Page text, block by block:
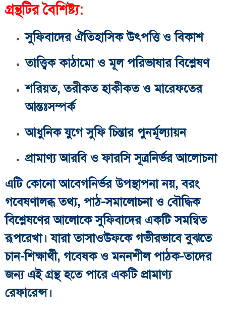
গ্রন্থটির বৈশিষ্ট্য:
সুফিবাদের ঐতিহাসিক উৎপত্তি ও বিকাশ
তাত্ত্বিক কাঠামো ও মূল পরিভাষার বিশ্লেষণ
শরিয়ত, তরীকত হাকীকত ও মারেফতের
আন্তঃসম্পর্ক
আধুনিক যুগে সুফি চিন্তার পুনর্মূল্যায়ন
প্রামাণ্য আরবি ও ফারসি সূত্রনির্ভর আলোচনা
এটি কোনো আবেগনির্ভর উপস্থাপনা নয়, বরং
গবেষণালব্ধ তথ্য, পাঠ-সমালোচনা ও বৌদ্ধিক
বিশ্লেষণের আলোকে সুফিবাদের একটি সমন্বিত
রূপরেখা। যারা তাসাওউফকে গভীরভাবে বুঝতে
চান-শিক্ষার্থী, গবেষক ও মননশীল পাঠক-তাদের
জন্য এই গ্রন্থ হতে পারে একটি প্রামাণ্য
রেফারেন্স।